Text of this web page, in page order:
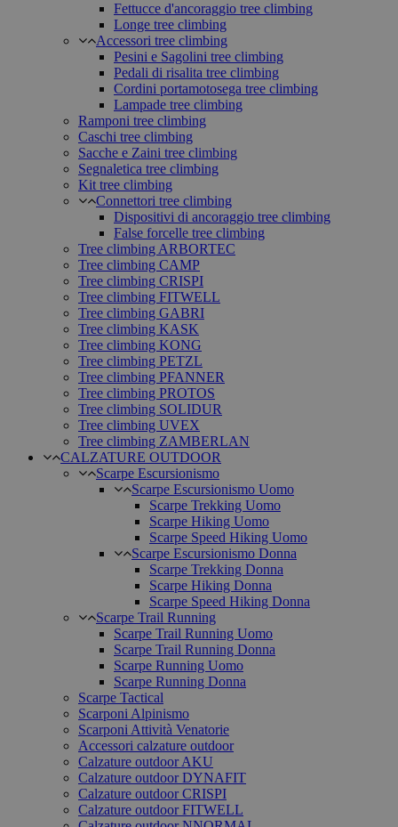
Fettucce d'ancoraggio tree climbing
Longe tree climbing
Accessori tree climbing
Pesini e Sagolini tree climbing
Pedali di risalita tree climbing
Cordini portamotosega tree climbing
Lampade tree climbing
Ramponi tree climbing
Caschi tree climbing
Sacche e Zaini tree climbing
Segnaletica tree climbing
Kit tree climbing
Connettori tree climbing
Dispositivi di ancoraggio tree climbing
False forcelle tree climbing
Tree climbing ARBORTEC
Tree climbing CAMP
Tree climbing CRISPI
Tree climbing FITWELL
Tree climbing GABRI
Tree climbing KASK
Tree climbing KONG
Tree climbing PETZL
Tree climbing PFANNER
Tree climbing PROTOS
Tree climbing SOLIDUR
Tree climbing UVEX
Tree climbing ZAMBERLAN
CALZATURE OUTDOOR
Scarpe Escursionismo
Scarpe Escursionismo Uomo
Scarpe Trekking Uomo
Scarpe Hiking Uomo
Scarpe Speed Hiking Uomo
Scarpe Escursionismo Donna
Scarpe Trekking Donna
Scarpe Hiking Donna
Scarpe Speed Hiking Donna
Scarpe Trail Running
Scarpe Trail Running Uomo
Scarpe Trail Running Donna
Scarpe Running Uomo
Scarpe Running Donna
Scarpe Tactical
Scarponi Alpinismo
Scarponi Attività Venatorie
Accessori calzature outdoor
Calzature outdoor AKU
Calzature outdoor DYNAFIT
Calzature outdoor CRISPI
Calzature outdoor FITWELL